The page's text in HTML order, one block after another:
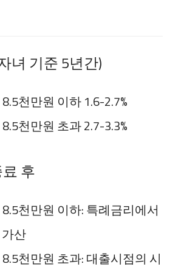
녀 기준 5년간)
천만원 이하 1.6-2.7%
천만원 초과 2.7-3.3%
후
천만원 이하: 특례금리에서
가산
천만원 초과: 대출시점의 시